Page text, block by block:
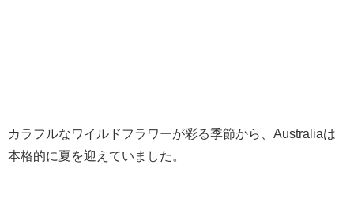
カラフルなワイルドフラワーが彩る季節から、Australiaは
本格的に夏を迎えていました。